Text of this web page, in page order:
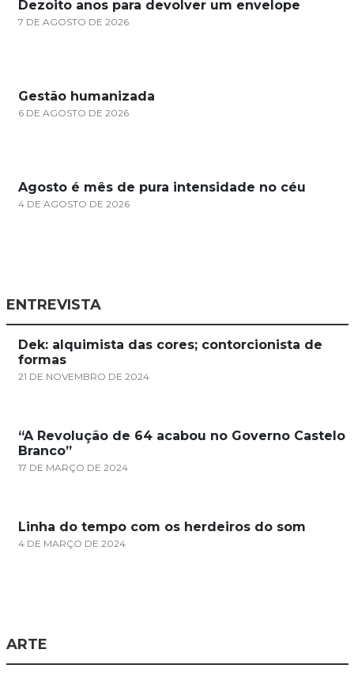
Dezoito anos para devolver um envelope
7 DE AGOSTO DE 2026
Gestão humanizada
6 DE AGOSTO DE 2026
Agosto é mês de pura intensidade no céu
4 DE AGOSTO DE 2026
ENTREVISTA
Dek: alquimista das cores; contorcionista de
formas
21 DE NOVEMBRO DE 2024
“A Revolução de 64 acabou no Governo Castelo
Branco”
17 DE MARÇO DE 2024
Linha do tempo com os herdeiros do som
4 DE MARÇO DE 2024
ARTE